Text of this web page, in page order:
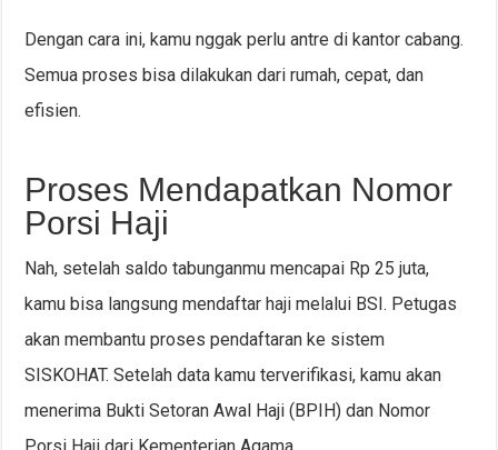
Dengan cara ini, kamu nggak perlu antre di kantor cabang.
Semua proses bisa dilakukan dari rumah, cepat, dan
efisien.
Proses Mendapatkan Nomor
Porsi Haji
Nah, setelah saldo tabunganmu mencapai Rp 25 juta,
kamu bisa langsung mendaftar haji melalui BSI. Petugas
akan membantu proses pendaftaran ke sistem
SISKOHAT. Setelah data kamu terverifikasi, kamu akan
menerima Bukti Setoran Awal Haji (BPIH) dan Nomor